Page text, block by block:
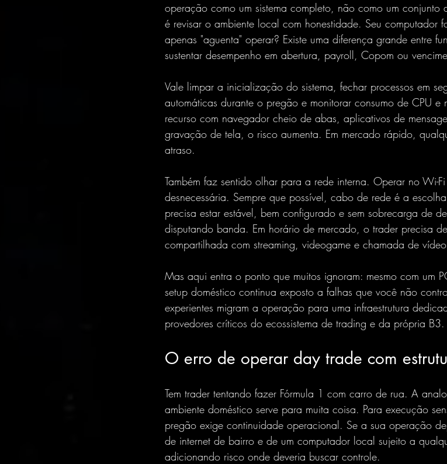
operação como um sistema completo, não como um conjunto
é revisar o ambiente local com honestidade. Seu computador
apenas "aguenta" operar? Existe uma diferença grande entre
sustentar desempenho em abertura, payroll, Copom ou
Vale limpar a inicialização do sistema, fechar processos em
automáticas durante o pregão e monitorar consumo de CPU
recurso com navegador cheio de abas, aplicativos de
gravação de tela, o risco aumenta. Em mercado rápido,
atraso.
Também faz sentido olhar para a rede interna. Operar no Wi-
desnecessária. Sempre que possível, cabo de rede é a
precisa estar estável, bem configurado e sem sobrecarga de
disputando banda. Em horário de mercado, o trader precisa
compartilhada com streaming, videogame e chamada de
Mas aqui entra o ponto que muitos ignoram: mesmo com um
setup doméstico continua exposto a falhas que você não
experientes migram a operação para uma infraestrutura
provedores críticos do ecossistema de trading e da própria B3.
O erro de operar day trade com
Tem trader tentando fazer Fórmula 1 com carro de rua. A
ambiente doméstico serve para muita coisa. Para execução
pregão exige continuidade operacional. Se a sua operação
de internet de bairro e de um computador local sujeito a
adicionando risco onde deveria buscar controle.